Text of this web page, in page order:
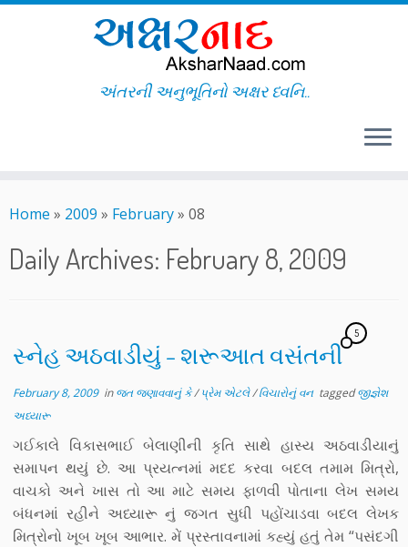
to
અંતરની અનુભૂતિનો અક્ષર ધ્વનિ..
Home » 2009 » February» 08
Daily Archives: February 8, 2009
સ્નેહ અઠવાડીયું – શરૂઆત વસંતની
5
February 8, 2009inજત જણાવવાનું કે/પ્રેમ એટલે/વિચારોનું વન taggedજીજ્ઞેશ
અધ્યારૂ
ગઈકાલે વિકાસભાઈ બેલાણીની કૃતિ સાથે હાસ્ય અઠવાડીયાનું
સમાપન થયું છે. આ પ્રયત્નમાં મદદ કરવા બદલ તમામ મિત્રો,
વાચકો અને ખાસ તો આ માટે સમય ફાળવી પોતાના લેખ સમય
બંધનમાં રહીને અધ્યારૂ નું જગત સુધી પહોંચાડવા બદલ લેખક
મિત્રોનો ખૂબ ખૂબ આભાર. મેં પ્રસ્તાવનામાં કહ્યું હતું તેમ “પસંદગી